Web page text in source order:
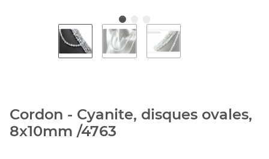
Cordon - Cyanite, disques ovales,
8x10mm /4763